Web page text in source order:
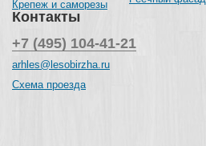
Крепеж и саморезы
Контакты
+7 (495) 104-41-21
arhles@lesobirzha.ru
Схема проезда